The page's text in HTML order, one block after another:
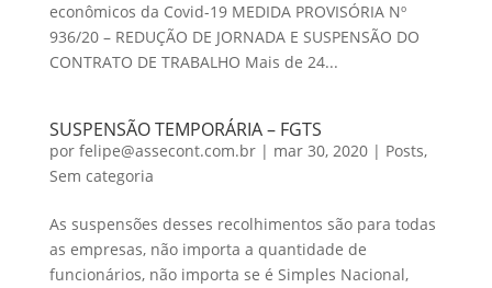
econômicos da Covid-19 MEDIDA PROVISÓRIA Nº
936/20 – REDUÇÃO DE JORNADA E SUSPENSÃO DO
CONTRATO DE TRABALHO Mais de 24...
SUSPENSÃO TEMPORÁRIA – FGTS
por felipe@assecont.com.br| mar 30, 2020| Posts,
Sem categoria
As suspensões desses recolhimentos são para todas
as empresas, não importa a quantidade de
funcionários, não importa se é Simples Nacional,